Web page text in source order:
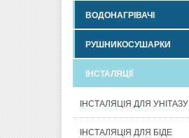
ВОДОНАГРІВАЧІ
РУШНИКОСУШАРКИ
ІНСТАЛЯЦІЇ
ІНСТАЛЯЦІЯ ДЛЯ УНІТАЗУ
ІНСТАЛЯЦІЯ ДЛЯ БІДЕ